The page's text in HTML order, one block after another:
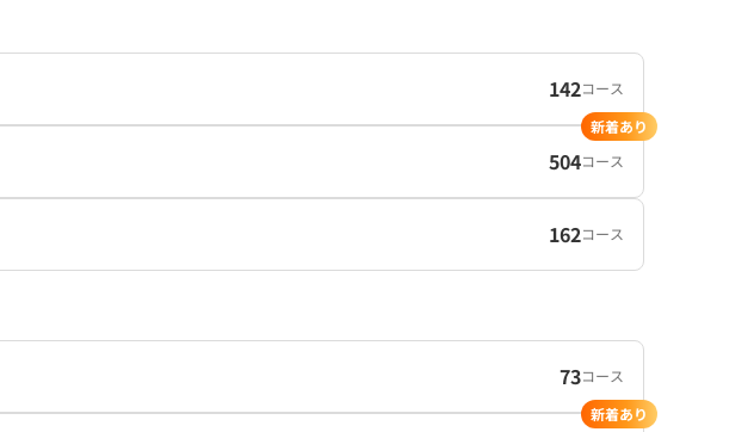
142コース
504コース
新着あり
162コース
73コース
新着あり